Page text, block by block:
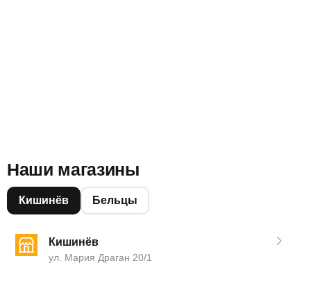
Наши магазины
Кишинёв Бельцы
Кишинёв
ул. Мария Драган 20/1